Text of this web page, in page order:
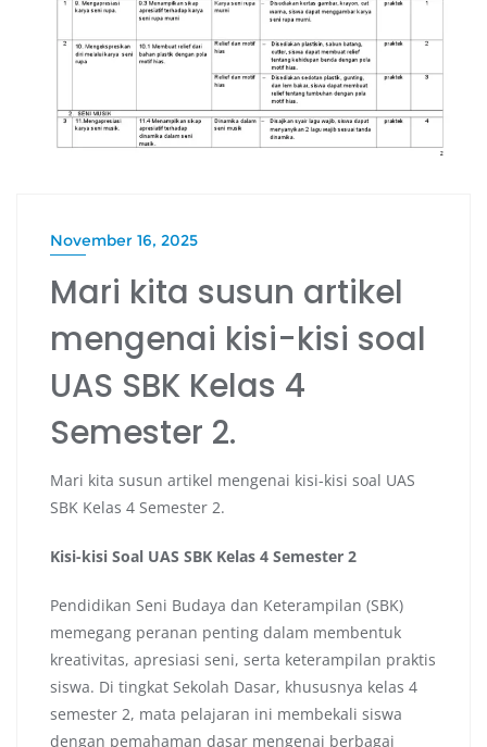
November 16, 2025
Mari kita susun artikel
mengenai kisi-kisi soal
UAS SBK Kelas 4
Semester 2.
Mari kita susun artikel mengenai kisi-kisi soal UAS
SBK Kelas 4 Semester 2.
Kisi-kisi Soal UAS SBK Kelas 4 Semester 2
Pendidikan Seni Budaya dan Keterampilan (SBK)
memegang peranan penting dalam membentuk
kreativitas, apresiasi seni, serta keterampilan praktis
siswa. Di tingkat Sekolah Dasar, khususnya kelas 4
semester 2, mata pelajaran ini membekali siswa
dengan pemahaman dasar mengenai berbagai